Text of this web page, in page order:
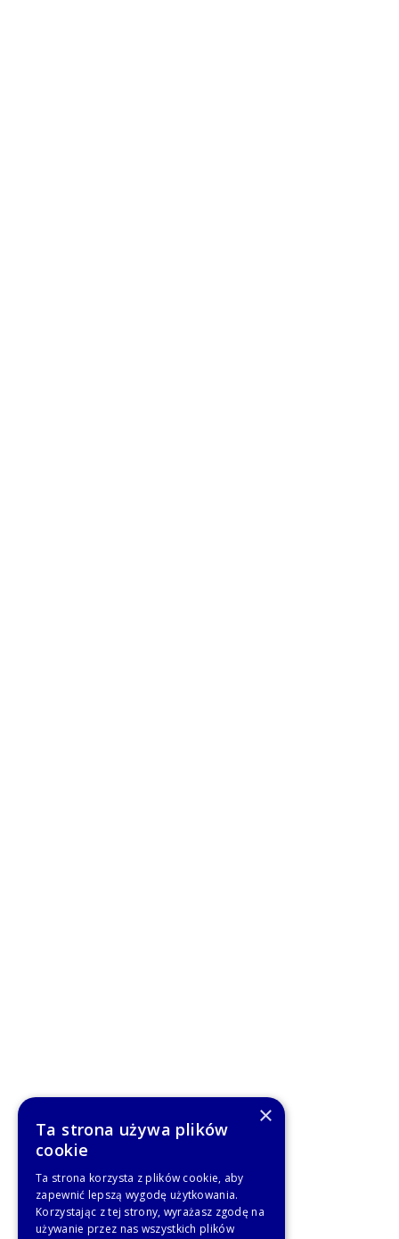
×
Ta strona używa plików
cookie
Ta strona korzysta z plików cookie, aby
zapewnić lepszą wygodę użytkowania.
Korzystając z tej strony, wyrażasz zgodę na
używanie przez nas wszystkich plików